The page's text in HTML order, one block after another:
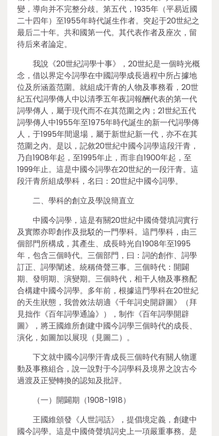
變，導向并不完整分歧。第五代，1935年（平易近國
二十四年）至1955年時代誕生作者。突起于20世紀之
最后二十年。共和國第一代。其代表作者及座次，留
待后來者論定。
我說《20世紀詞學十事》，20世紀是一個時光概
念，借以界定今詞學在中國詞學成長過程中所占據地
位及所涵蓋范圍。就組成汗青的人物及事務看，20世
紀五代詞學傳人中以清季五年夜詞報酬代表的第一代
詞學傳人，屬于現代而不在其范圍之內；21世紀五代
詞學傳人中1955年至1975年時代誕生的新一代詞學傳
人，于1995年間退場，屬于新世紀新一代，亦不在其
范圍之內。是以，記敘20世紀中國今詞學這段汗青，
乃自1908年起，至1995年止，而非自1900年起，至
1999年止。這是中國今詞學在20世紀的一段汗青。這
段汗青所組成學科，名曰：20世紀中國今詞學。
二、學科的創立及學說簡直立
中國今詞學，這是有關20世紀中國倚聲填詞實行
及實際亦即創作及批駁的一門學科。這門學科，由三
個部門所構成，其產生、成長時光自1908年至1995
年，包含三個時代。三個部門，曰：詞的創作、詞學
訂正、詞學闡述。統稱倚聲三事。三個時代：開闢
期、發明期、演變期。三個時代，相干人物及事務配
合構建中國今詞學。多年前，根據這門學科在20世紀
的天生狀態，我曾效法胡適《千年詞史開辟圖》（拜
見拙作《百年詞學通論》），制作《百年詞學開辟
圖》，將王國維所創建中國今詞學三個時代的成長、
演化，如圖加以展現（見圖二）。
下文就中國今詞學汗青成長三個時代有關人物運
動及事務組合，說一說對于今詞學科及境界之說古今
過渡及正變轉換的認知及批評。
（一）開闢期（1908-1918）
王國維頒發《人世詞話》，提倡境定義，創建中
國今詞學。這是中國倚聲填詞史上一項嚴重事務。是